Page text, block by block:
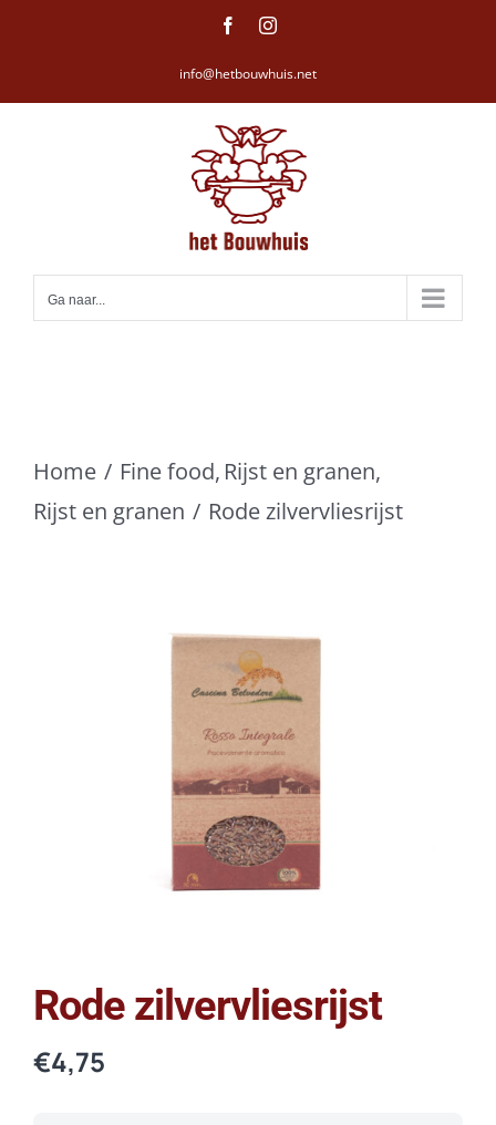
FacebookInstagram
info@hetbouwhuis.net
Ga naar...
Home Fine food Rijst en granen
Rijst en granen
Rode zilvervliesrijst
Rode zilvervliesrijst
€4,75